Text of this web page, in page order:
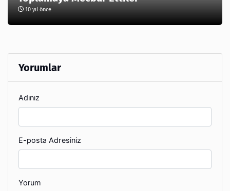
10 yıl önce
Yorumlar
Adınız
E-posta Adresiniz
Yorum